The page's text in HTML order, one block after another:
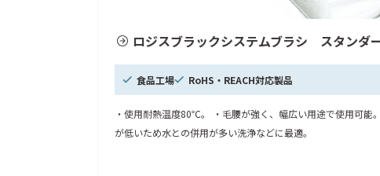
ロジスブラックシステムブラシ スタンダ
食品工場 RoHS・REACH対応製品
・使用耐熱温度80℃。 ・毛腰が強く、幅広い用途で使用可能
が低いため水との併用が多い洗浄などに最適。